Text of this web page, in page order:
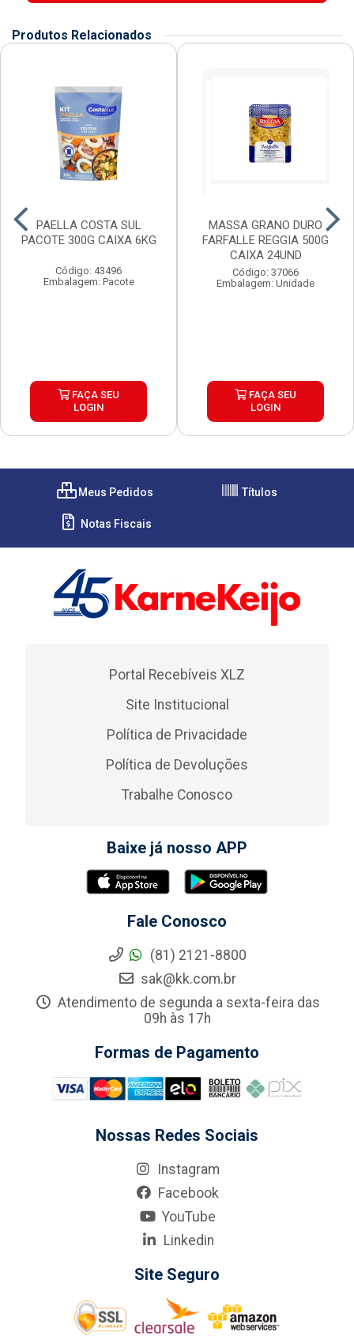
Produtos Relacionados
PAELLA COSTA SUL
PACOTE 300G CAIXA 6KG
Código: 43496
Embalagem: Pacote
FAÇA SEU
LOGIN
MASSA GRANO DURO
FARFALLE REGGIA 500G
CAIXA 24UND
Código: 37066
Embalagem: Unidade
FAÇA SEU
LOGIN
Meus Pedidos Títulos
Notas Fiscais
Portal Recebíveis XLZ
Site Institucional
Política de Privacidade
Política de Devoluções
Trabalhe Conosco
Baixe já nosso APP
Fale Conosco
(81) 2121-8800
sak@kk.com.br
Atendimento de segunda a sexta-feira das
09h às 17h
Formas de Pagamento
Nossas Redes Sociais
Instagram
Facebook
YouTube
Linkedin
Site Seguro